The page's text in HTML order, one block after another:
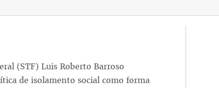
(STF) Luis Roberto Barroso
de isolamento social como forma